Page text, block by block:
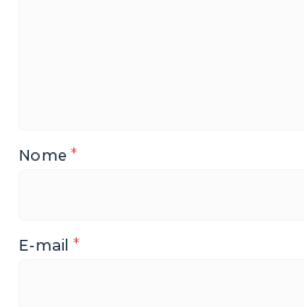
Nome*
E-mail *